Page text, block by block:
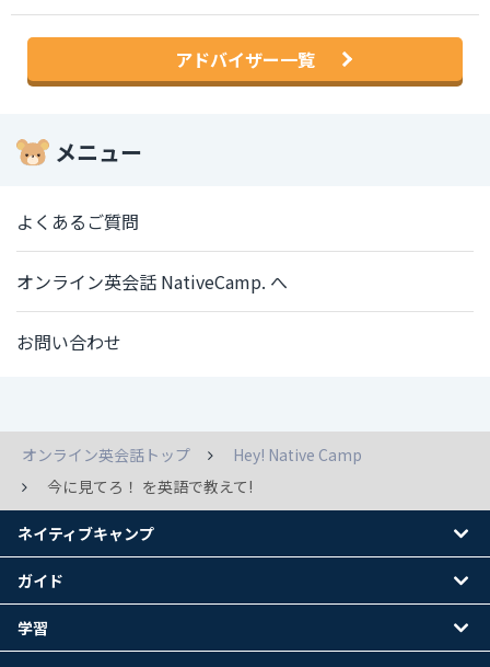
アドバイザー一覧
メニュー
よくあるご質問
オンライン英会話 NativeCamp. へ
お問い合わせ
オンライン英会話トップ
Hey! Native Camp
今に見てろ！ を英語で教えて!
ネイティブキャンプ
ガイド
学習